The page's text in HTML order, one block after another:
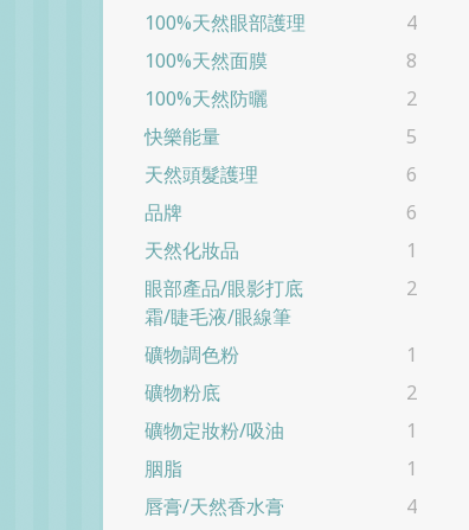
100%天然眼部護理
4
100%天然面膜
8
100%天然防曬
2
快樂能量
5
天然頭髮護理
6
品牌
6
天然化妝品
1
眼部產品/眼影打底
霜/睫毛液/眼線筆
2
礦物調色粉
1
礦物粉底
2
礦物定妝粉/吸油
1
胭脂
1
唇膏/天然香水膏
4